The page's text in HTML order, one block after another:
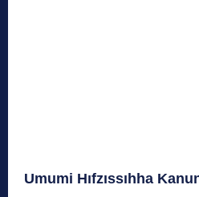
Umumi Hıfzıssıhha